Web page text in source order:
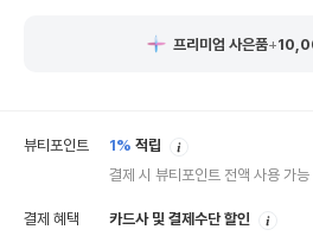
프리미엄 사은품+
뷰티포인트 1% 적립
결제 시 뷰티포인트 전액 사용 가능
결제 혜택 카드사 및 결제수단 할인